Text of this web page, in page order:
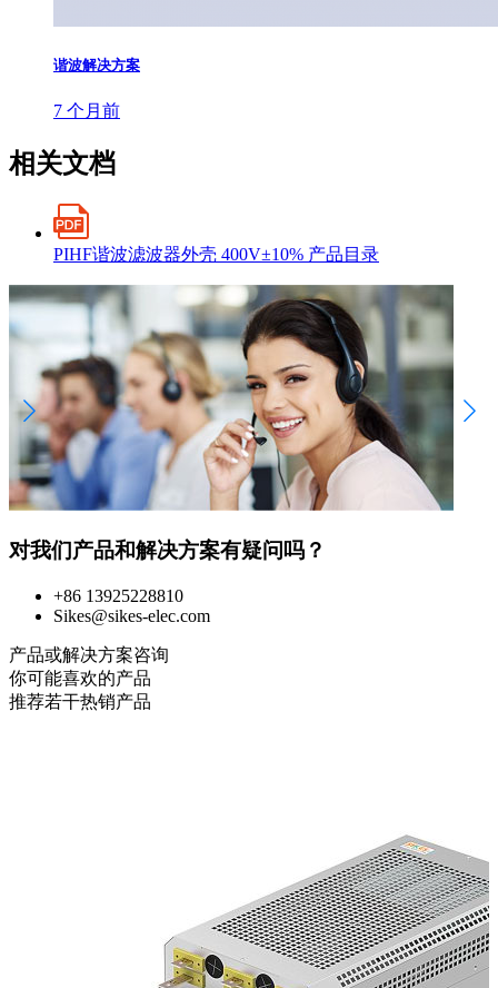
谐波解决方案
7 个月前
相关文档
PIHF谐波滤波器外壳 400V±10% 产品目录
对我们产品和解决方案有疑问吗？
+86 13925228810
Sikes@sikes-elec.com
产品或解决方案咨询
你可能喜欢的产品
推荐若干热销产品